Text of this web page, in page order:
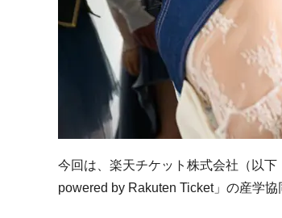
今回は、楽天チケット株式会社（以
powered by Rakuten Ticket」の産学協